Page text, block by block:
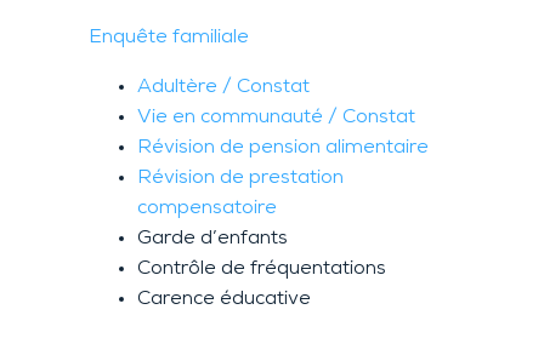
Enquête familiale
Adultère / Constat
Vie en communauté / Constat
Révision de pension alimentaire
Révision de prestation
compensatoire
Garde d’enfants
Contrôle de fréquentations
Carence éducative